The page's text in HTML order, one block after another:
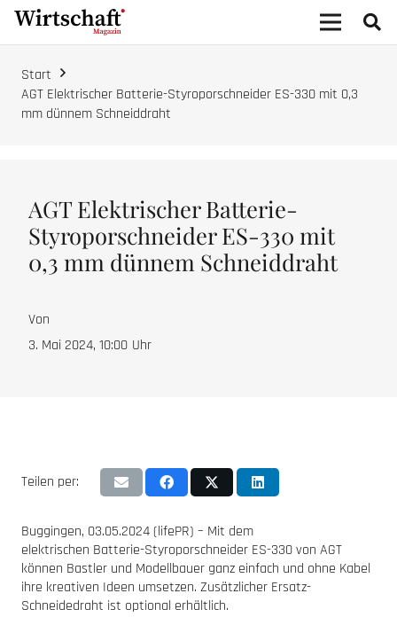
Start
AGT Elektrischer Batterie-Styroporschneider ES-330 mit 0,3
mm dünnem Schneiddraht
AGT Elektrischer Batterie-
Styroporschneider ES-330 mit
0,3 mm dünnem Schneiddraht
Von
3. Mai 2024, 10:00 Uhr
Teilen per:
Buggingen, 03.05.2024 (lifePR) – Mit dem
elektrischen Batterie-Styroporschneider ES-330 von AGT
können Bastler und Modellbauer ganz einfach und ohne Kabel
ihre kreativen Ideen umsetzen. Zusätzlicher Ersatz-
Schneidedraht ist optional erhältlich.